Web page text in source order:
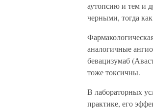
аутопсию и тем и
черными, тогда
аналогичные
бевацизумаб
тоже токсичны.
В лабораторных
практике, его